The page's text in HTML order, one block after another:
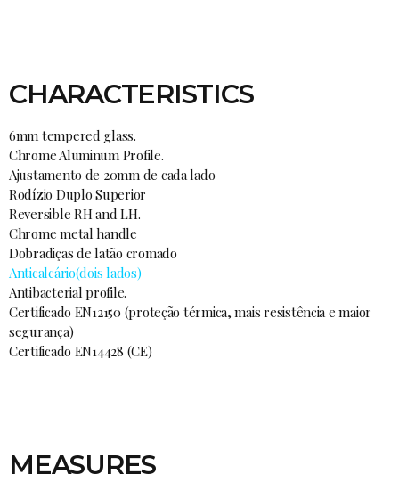
CHARACTERISTICS
6mm tempered glass.
Chrome Aluminum Profile.
Ajustamento de 20mm de cada lado
Rodízio Duplo Superior
Reversible RH and LH.
Chrome metal handle
Dobradiças de latão cromado
Anticalcário(dois lados)
Antibacterial profile.
Certificado EN12150 (proteção térmica, mais resistência e maior
segurança)
Certificado EN14428 (CE)
MEASURES